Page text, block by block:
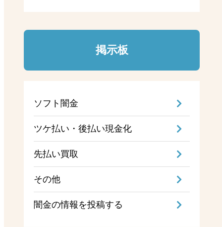
掲示板
ソフト闇金
ツケ払い・後払い現金化
先払い買取
その他
闇金の情報を投稿する